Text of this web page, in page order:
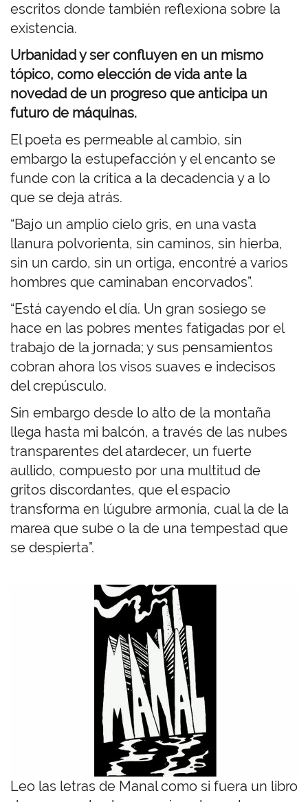
escritos donde también reflexiona sobre la
existencia.
Urbanidad y ser confluyen en un mismo
tópico, como elección de vida ante la
novedad de un progreso que anticipa un
futuro de máquinas.
El poeta es permeable al cambio, sin
embargo la estupefacción y el encanto se
funde con la crítica a la decadencia y a lo
que se deja atrás.
“Bajo un amplio cielo gris, en una vasta
llanura polvorienta, sin caminos, sin hierba,
sin un cardo, sin un ortiga, encontré a varios
hombres que caminaban encorvados”.
“Está cayendo el día. Un gran sosiego se
hace en las pobres mentes fatigadas por el
trabajo de la jornada; y sus pensamientos
cobran ahora los visos suaves e indecisos
del crepúsculo.
Sin embargo desde lo alto de la montaña
llega hasta mi balcón, a través de las nubes
transparentes del atardecer, un fuerte
aullido, compuesto por una multitud de
gritos discordantes, que el espacio
transforma en lúgubre armonía, cual la de la
marea que sube o la de una tempestad que
se despierta”.
Leo las letras de Manal como si fuera un libro